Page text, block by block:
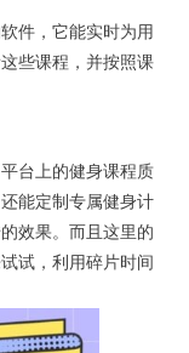
件，它能实时为用
些课程，并按照课
台上的健身课程质
能定制专属健身计
效果。而且这里的
试，利用碎片时间